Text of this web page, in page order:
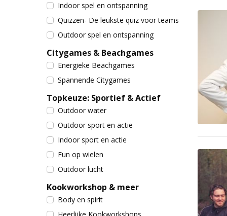
Indoor spel en ontspanning
Quizzen- De leukste quiz voor teams
Outdoor spel en ontspanning
Citygames & Beachgames
Energieke Beachgames
Spannende Citygames
Topkeuze: Sportief & Actief
Outdoor water
Outdoor sport en actie
Indoor sport en actie
Fun op wielen
Outdoor lucht
Kookworkshop & meer
Body en spirit